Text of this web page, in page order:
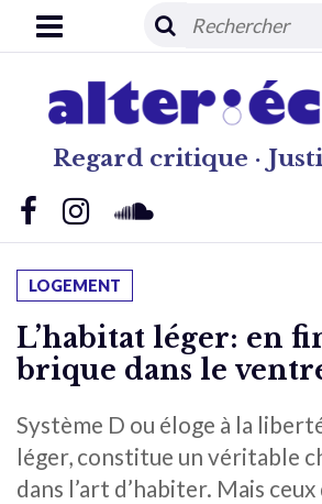
Regard critique ·
LOGEMENT
L’habitat léger: en
brique dans le
Système D ou éloge à la
léger, constitue un véritable
dans l’art d’habiter. Mais